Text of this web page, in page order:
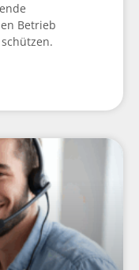
Betrieb